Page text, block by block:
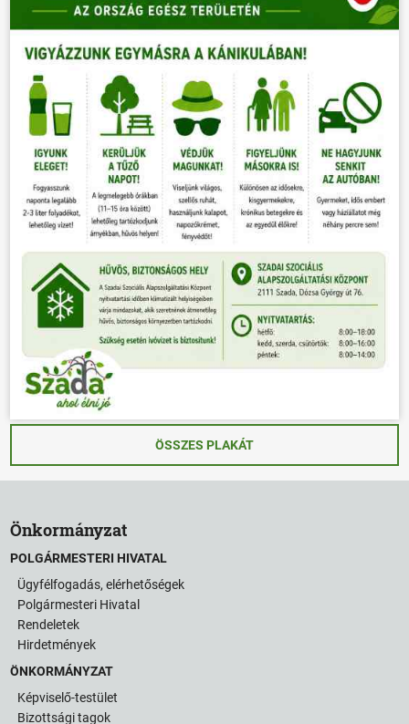
ÖSSZES PLAKÁT
Önkormányzat
POLGÁRMESTERI HIVATAL
Ügyfélfogadás, elérhetőségek
Polgármesteri Hivatal
Rendeletek
Hirdetmények
ÖNKORMÁNYZAT
Képviselő-testület
Bizottsági tagok